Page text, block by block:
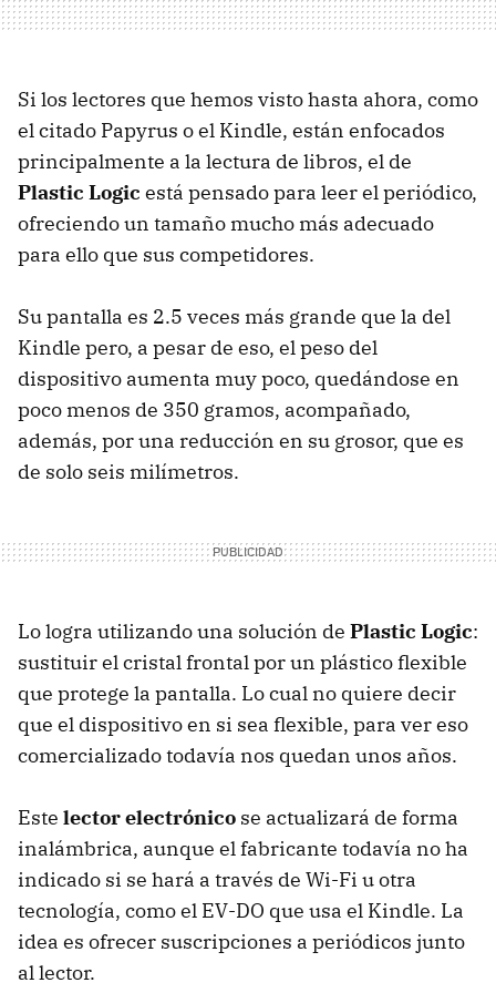
Si los lectores que hemos visto hasta ahora, como
el citado Papyrus o el Kindle, están enfocados
principalmente a la lectura de libros, el de
Plastic Logic está pensado para leer el periódico,
ofreciendo un tamaño mucho más adecuado
para ello que sus competidores.
Su pantalla es 2.5 veces más grande que la del
Kindle pero, a pesar de eso, el peso del
dispositivo aumenta muy poco, quedándose en
poco menos de 350 gramos, acompañado,
además, por una reducción en su grosor, que es
de solo seis milímetros.
Lo logra utilizando una solución de Plastic Logic:
sustituir el cristal frontal por un plástico flexible
que protege la pantalla. Lo cual no quiere decir
que el dispositivo en si sea flexible, para ver eso
comercializado todavía nos quedan unos años.
Este lector electrónico se actualizará de forma
inalámbrica, aunque el fabricante todavía no ha
indicado si se hará a través de Wi-Fi u otra
tecnología, como el EV-DO que usa el Kindle. La
idea es ofrecer suscripciones a periódicos junto
al lector.